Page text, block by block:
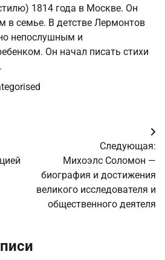
1814 года в Москве. Он
в семье. В детстве Лермонтов
непослушным и
Он начал писать стихи
Следующая:
Михоэлс Соломон —
биография и достижения
великого исследователя и
общественного деятеля